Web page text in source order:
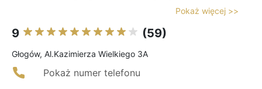
Pokaż więcej >>
9 (59)
Głogów, Al.Kazimierza Wielkiego 3A
Pokaż numer telefonu